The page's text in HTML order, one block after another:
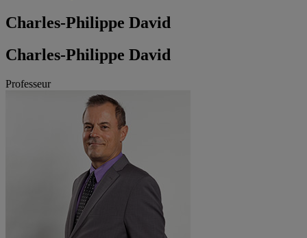
Charles-Philippe David
Charles-Philippe David
Professeur